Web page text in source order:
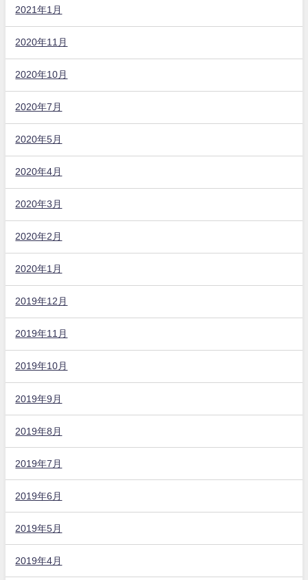
2021年1月
2020年11月
2020年10月
2020年7月
2020年5月
2020年4月
2020年3月
2020年2月
2020年1月
2019年12月
2019年11月
2019年10月
2019年9月
2019年8月
2019年7月
2019年6月
2019年5月
2019年4月